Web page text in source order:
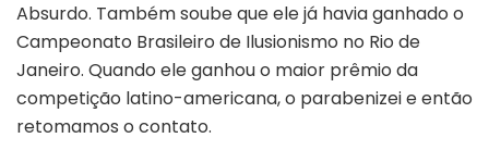
Absurdo. Também soube que ele já havia ganhado o
Campeonato Brasileiro de Ilusionismo no Rio de
Janeiro. Quando ele ganhou o maior prêmio da
competição latino-americana, o parabenizei e então
retomamos o contato.